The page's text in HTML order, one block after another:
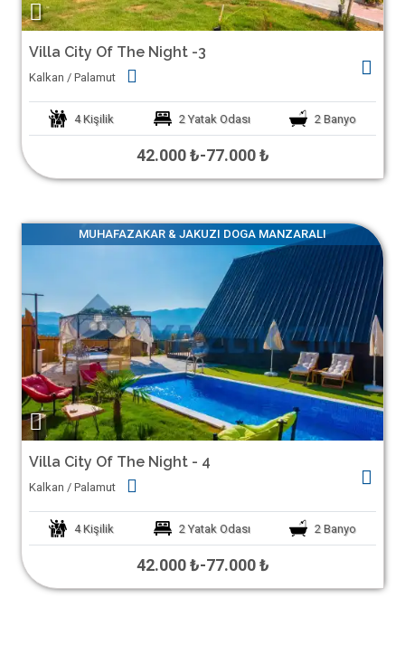
Villa City Of The Night -3
Kalkan / Palamut
4 Kişilik 2 Yatak Odası 2 Banyo
42.000 ₺-77.000 ₺
MUHAFAZAKAR & JAKUZI DOGA MANZARALI
Villa City Of The Night - 4
Kalkan / Palamut
4 Kişilik 2 Yatak Odası 2 Banyo
42.000 ₺-77.000 ₺